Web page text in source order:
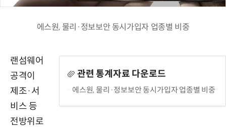
에스원, 물리·정보보안 동시가입자 업종별 비중
관련 통계자료 다운로드
에스원, 물리·정보보안 동시가입자 업종별 비중
랜섬웨어
공격이
제조·서
비스 등
전방위로